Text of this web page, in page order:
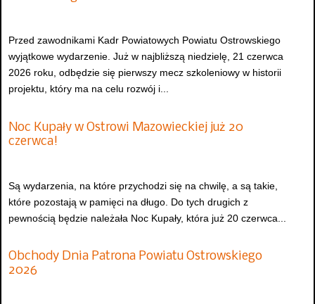
Przed zawodnikami Kadr Powiatowych Powiatu Ostrowskiego
wyjątkowe wydarzenie. Już w najbliższą niedzielę, 21 czerwca
2026 roku, odbędzie się pierwszy mecz szkoleniowy w historii
projektu, który ma na celu rozwój i...
Noc Kupały w Ostrowi Mazowieckiej już 20
czerwca!
Są wydarzenia, na które przychodzi się na chwilę, a są takie,
które pozostają w pamięci na długo. Do tych drugich z
pewnością będzie należała Noc Kupały, która już 20 czerwca...
Obchody Dnia Patrona Powiatu Ostrowskiego
2026